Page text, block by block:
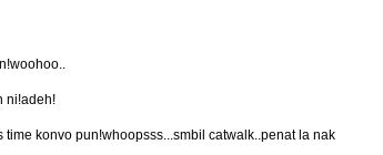
ni!adeh!
konvo pun!whoopsss...smbil catwalk..penat la nak